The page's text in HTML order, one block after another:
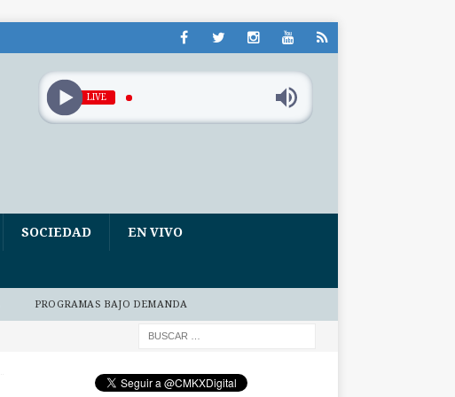
LIVE
SOCIEDAD EN VIVO
PROGRAMAS BAJO DEMANDA